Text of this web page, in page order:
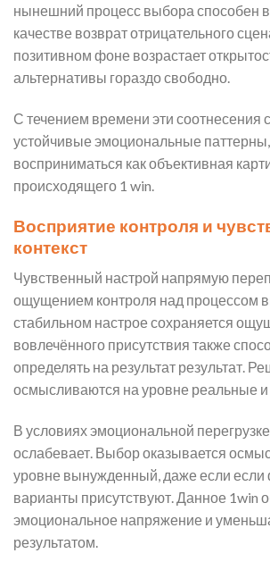
нынешний процесс выбора способен
качестве возврат отрицательного
позитивном фоне возрастает
альтернативы гораздо свободно.
С течением времени эти соотнесения
устойчивые эмоциональные
восприниматься как объективная
происходящего 1 win.
Восприятие контроля и
контекст
Чувственный настрой напрямую
ощущением контроля над процессом
стабильном настрое сохраняется
вовлечённого присутствия также
определять на результат результат.
осмысливаются на уровне реальные
В условиях эмоциональной
ослабевает. Выбор оказывается
уровне вынужденный, даже если
варианты присутствуют. Данное 1win
эмоциональное напряжение и
результатом.